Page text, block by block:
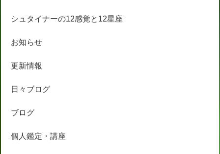
シュタイナーの12感覚と12星座
お知らせ
更新情報
日々ブログ
ブログ
個人鑑定・講座